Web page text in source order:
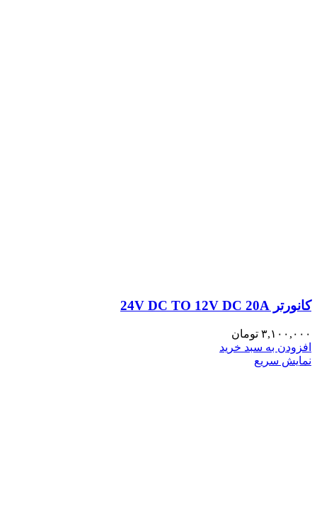
کانورتر 24V DC TO 12V DC 20A
۳,۱۰۰,۰۰۰ تومان
افزودن به سبد خرید
نمایش سریع